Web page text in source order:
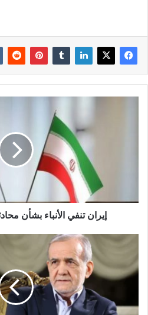
إيران تنفي الأنباء بشأن